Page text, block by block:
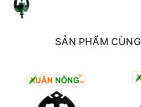
Béc này phù hợp với tưới gốc, hay có thể
được thiết kế chống côn trùng roto quay
lưỡi gà để khống chế hoặc mở rộng bán
Chuyên dùng cho cây lâu năm với địa
SẢN PHẨM